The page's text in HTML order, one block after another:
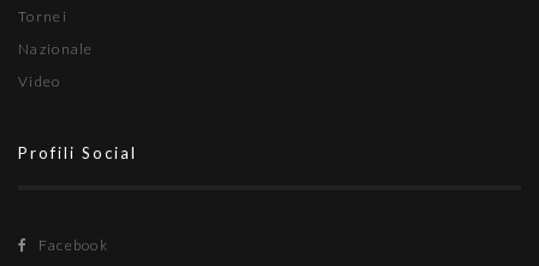
Tornei
Nazionale
Video
Profili Social
Facebook